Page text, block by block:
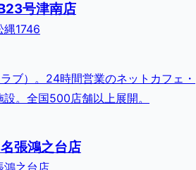
号津南店
縄1746
ブ）。24時間営業のネットカフェ・
。全国500店舗以上展開。
張鴻之台店
鴻之台店